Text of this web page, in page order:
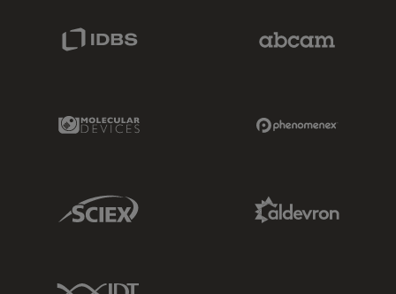
Molecular Devices Link
Sciex Link
IDT Link